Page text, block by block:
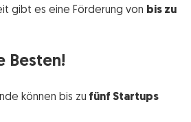
gibt es eine Förderung von bis zu
Besten!
können bis zu fünf Startups